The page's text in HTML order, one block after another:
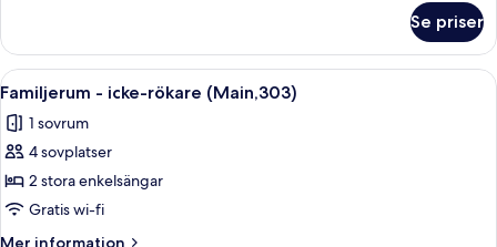
-
icke-
rökare
(Main,302)
Se priser
Öppna
alla
foton
för
Familjerum
-
icke-
Ett sovrum med en säng, ett
28
Familjerum - icke-rökare (Main,303)
1 sovrum
4 sovplatser
2 stora enkelsängar
Gratis wi-fi
Mer information
Mer